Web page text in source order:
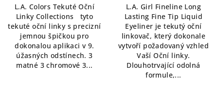
z
5
hvězdiček.
L.A. Colors Tekuté Oční
Linky Collections tyto
tekuté oční linky s precizní
jemnou špičkou pro
dokonalou aplikaci v 9.
úžasných odstínech. 3
matné 3 chromové 3...
L.A. Girl Fineline Long
Lasting Fine Tip Liquid
Eyeliner je tekutý oční
linkovač, který dokonale
vytvoří požadovaný vzhled
Vaší Oční linky.
Dlouhotrvající odolná
formule,...